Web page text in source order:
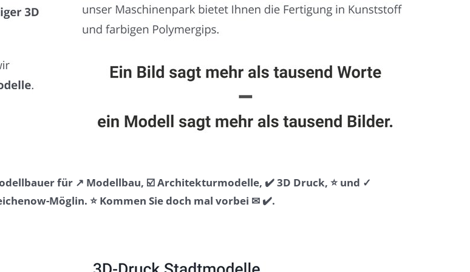
für ↗️ Modellbau, ☑️ Architekturmodelle, ✔️ 3D Druck, ⭐ und ✓
Möglin. ⭐ Kommen Sie doch mal vorbei ✉ ✔️.